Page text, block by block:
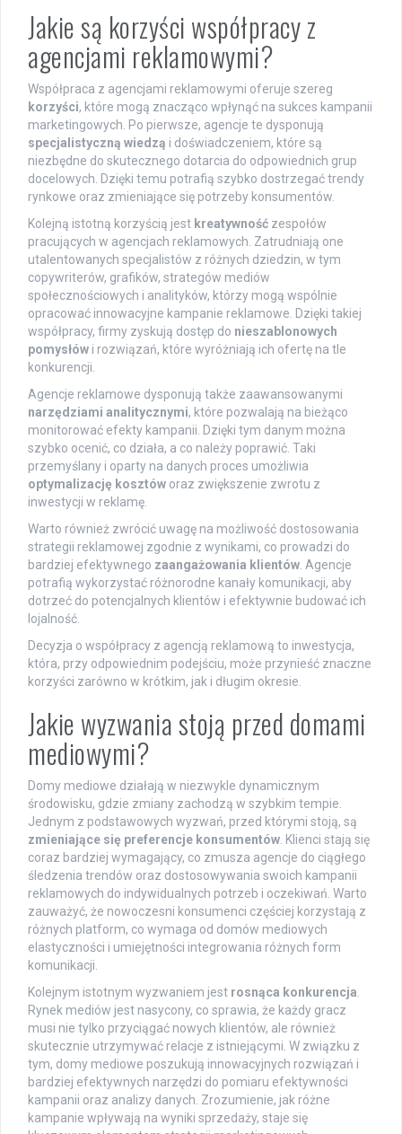
Jakie są korzyści współpracy z
agencjami reklamowymi?
Współpraca z agencjami reklamowymi oferuje szereg
korzyści, które mogą znacząco wpłynąć na sukces kampanii
marketingowych. Po pierwsze, agencje te dysponują
specjalistyczną wiedzą i doświadczeniem, które są
niezbędne do skutecznego dotarcia do odpowiednich grup
docelowych. Dzięki temu potrafią szybko dostrzegać trendy
rynkowe oraz zmieniające się potrzeby konsumentów.
Kolejną istotną korzyścią jest kreatywność zespołów
pracujących w agencjach reklamowych. Zatrudniają one
utalentowanych specjalistów z różnych dziedzin, w tym
copywriterów, grafików, strategów mediów
społecznościowych i analityków, którzy mogą wspólnie
opracować innowacyjne kampanie reklamowe. Dzięki takiej
współpracy, firmy zyskują dostęp do nieszablonowych
pomysłów i rozwiązań, które wyróżniają ich ofertę na tle
konkurencji.
Agencje reklamowe dysponują także zaawansowanymi
narzędziami analitycznymi, które pozwalają na bieżąco
monitorować efekty kampanii. Dzięki tym danym można
szybko ocenić, co działa, a co należy poprawić. Taki
przemyślany i oparty na danych proces umożliwia
optymalizację kosztów oraz zwiększenie zwrotu z
inwestycji w reklamę.
Warto również zwrócić uwagę na możliwość dostosowania
strategii reklamowej zgodnie z wynikami, co prowadzi do
bardziej efektywnego zaangażowania klientów . Agencje
potrafią wykorzystać różnorodne kanały komunikacji, aby
dotrzeć do potencjalnych klientów i efektywnie budować ich
lojalność.
Decyzja o współpracy z agencją reklamową to inwestycja,
która, przy odpowiednim podejściu, może przynieść znaczne
korzyści zarówno w krótkim, jak i długim okresie.
Jakie wyzwania stoją przed domami
mediowymi?
Domy mediowe działają w niezwykle dynamicznym
środowisku, gdzie zmiany zachodzą w szybkim tempie.
Jednym z podstawowych wyzwań, przed którymi stoją, są
zmieniające się preferencje konsumentów . Klienci stają się
coraz bardziej wymagający, co zmusza agencje do ciągłego
śledzenia trendów oraz dostosowywania swoich kampanii
reklamowych do indywidualnych potrzeb i oczekiwań. Warto
zauważyć, że nowoczesni konsumenci częściej korzystają z
różnych platform, co wymaga od domów mediowych
elastyczności i umiejętności integrowania różnych form
komunikacji.
Kolejnym istotnym wyzwaniem jest rosnąca konkurencja
Rynek mediów jest nasycony, co sprawia, że każdy gracz
musi nie tylko przyciągać nowych klientów, ale również
skutecznie utrzymywać relacje z istniejącymi. W związku z
tym, domy mediowe poszukują innowacyjnych rozwiązań i
bardziej efektywnych narzędzi do pomiaru efektywności
kampanii oraz analizy danych. Zrozumienie, jak różne
kampanie wpływają na wyniki sprzedaży, staje się